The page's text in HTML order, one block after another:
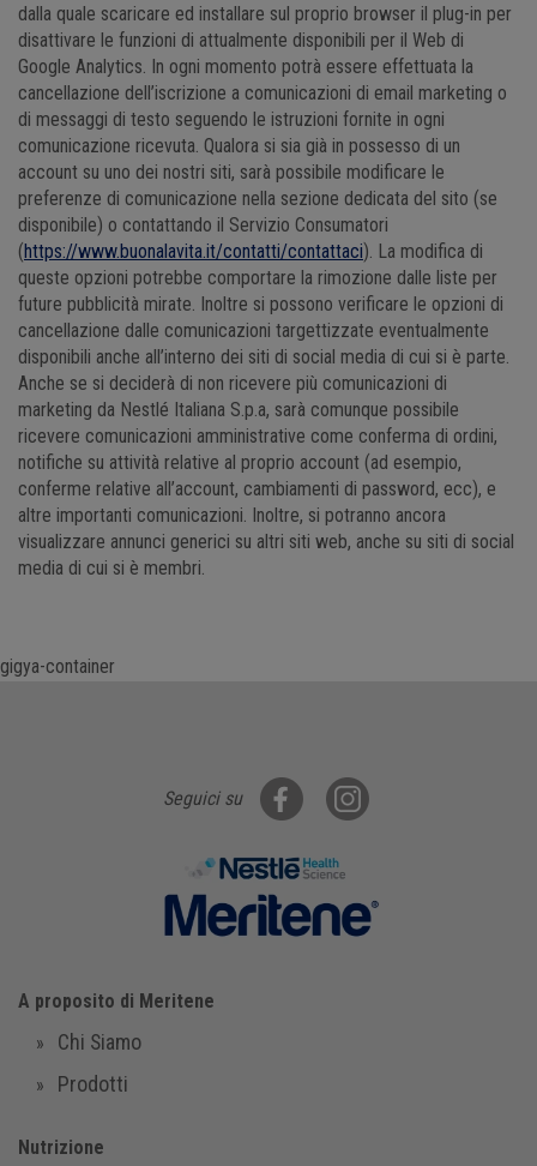
dalla quale scaricare ed installare sul proprio browser il plug-in per
disattivare le funzioni di attualmente disponibili per il Web di
Google Analytics. In ogni momento potrà essere effettuata la
cancellazione dell’iscrizione a comunicazioni di email marketing o
di messaggi di testo seguendo le istruzioni fornite in ogni
comunicazione ricevuta. Qualora si sia già in possesso di un
account su uno dei nostri siti, sarà possibile modificare le
preferenze di comunicazione nella sezione dedicata del sito (se
disponibile) o contattando il Servizio Consumatori
(https://www.buonalavita.it/contatti/contattaci). La modifica di
queste opzioni potrebbe comportare la rimozione dalle liste per
future pubblicità mirate. Inoltre si possono verificare le opzioni di
cancellazione dalle comunicazioni targettizzate eventualmente
disponibili anche all’interno dei siti di social media di cui si è parte.
Anche se si deciderà di non ricevere più comunicazioni di
marketing da Nestlé Italiana S.p.a, sarà comunque possibile
ricevere comunicazioni amministrative come conferma di ordini,
notifiche su attività relative al proprio account (ad esempio,
conferme relative all’account, cambiamenti di password, ecc), e
altre importanti comunicazioni. Inoltre, si potranno ancora
visualizzare annunci generici su altri siti web, anche su siti di social
media di cui si è membri.
gigya-container
A proposito di Meritene
Chi Siamo
Prodotti
Nutrizione
Seguici su